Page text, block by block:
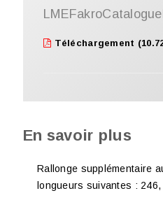
Téléchargement
En savoir plus
Rallonge supplémentaire
longueurs suivantes :